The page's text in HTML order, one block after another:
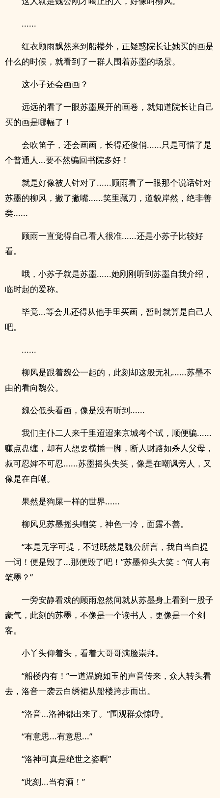
......
红衣顾雨飘然来到船楼外，正疑惑院长让她买的画是
什么的时候，就看到了一群人围着苏墨的场景。
这小子还会画画？
远远的看了一眼苏墨展开的画卷，就知道院长让自己
买的画是哪幅了！
会吹笛子，还会画画，长得还俊俏......只是可惜了是
个普通人...要不然骗回书院多好！
就是好像被人针对了......顾雨看了一眼那个说话针对
苏墨的柳风，撇了撇嘴......笑里藏刀，道貌岸然，绝非善
类......
顾雨一直觉得自己看人很准......还是小苏子比较好
看。
哦，小苏子就是苏墨......她刚刚听到苏墨自我介绍，
临时起的爱称。
毕竟...等会儿还得从他手里买画，暂时就算是自己人
吧。
......
柳风是跟着魏公一起的，此刻却这般无礼......苏墨不
由的看向魏公。
魏公低头看画，像是没有听到......
我们主仆二人来千里迢迢来京城考个试，顺便骗......
赚点盘缠，却有人想要横插一脚，断人财路如杀人父母，
叔可忍婶不可忍......苏墨摇头失笑，像是在嘲讽旁人，又
像是在自嘲。
果然是狗屎一样的世界......
柳风见苏墨摇头嘲笑，神色一冷，面露不善。
“本是无字可提，不过既然是魏公所言，我自当自提
一词！便是毁了...那便毁了吧！”苏墨仰头大笑：“何人有
笔墨？”
一旁安静看戏的顾雨忽然间就从苏墨身上看到一股子
豪气，此刻的苏墨，不像是一个读书人，更像是一个剑
客。
小丫头仰着头，看着大哥哥满脸崇拜。
“船楼内有！”一道温婉如玉的声音传来，众人转头看
去，洛音一袭云白绣裙从船楼跨步而出。
“洛音...洛神都出来了。”围观群众惊呼。
“有意思...有意思...”
“洛神可真是绝世之姿啊”
“此刻...当有酒！”